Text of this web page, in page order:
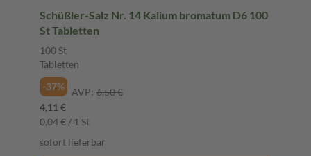
Schüßler-Salz Nr. 14 Kalium bromatum D6 100
St Tabletten
100 St
Tabletten
-37%
AVP: 6,50 €
4,11 €
0,04 € / 1 St
sofort lieferbar